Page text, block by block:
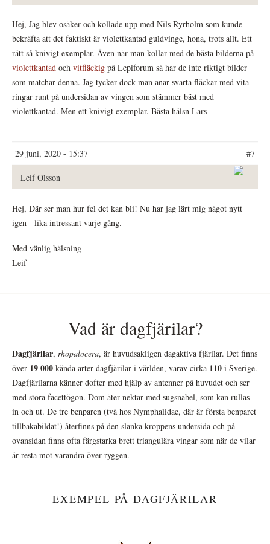
Hej, Jag blev osäker och kollade upp med Nils Ryrholm som kunde
bekräfta att det faktiskt är violettkantad guldvinge, hona, trots allt. Ett
rätt så knivigt exemplar. Även när man kollar med de bästa bilderna på
violettkantad och vitfläckig på Lepiforum så har de inte riktigt bilder
som matchar denna. Jag tycker dock man anar svarta fläckar med vita
ringar runt på undersidan av vingen som stämmer bäst med
violettkantad. Men ett knivigt exemplar. Bästa hälsn Lars
29 juni, 2020 - 15:37 #7
Leif Olsson
Hej, Där ser man hur fel det kan bli! Nu har jag lärt mig något nytt
igen - lika intressant varje gång.
Med vänlig hälsning
Leif
Vad är dagfjärilar?
Dagfjärilar, rhopalocera, är huvudsakligen dagaktiva fjärilar. Det finns
över 19 000 kända arter dagfjärilar i världen, varav cirka 110 i Sverige.
Dagfjärilarna känner dofter med hjälp av antenner på huvudet och ser
med stora facettögon. Dom äter nektar med sugsnabel, som kan rullas
in och ut. De tre benparen (två hos Nymphalidae, där är första benparet
tillbakabildat!) återfinns på den slanka kroppens undersida och på
ovansidan finns ofta färgstarka brett triangulära vingar som när de vilar
är resta mot varandra över ryggen.
EXEMPEL PÅ DAGFJÄRILAR